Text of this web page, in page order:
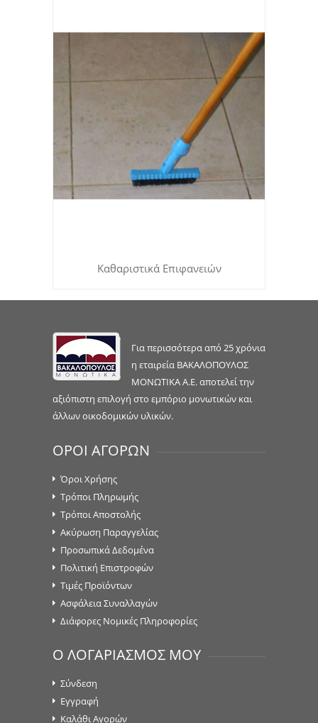
Καθαριστικά Επιφανειών
Για περισσότερα από 25 χρόνια
η εταιρεία ΒΑΚΑΛΟΠΟΥΛΟΣ
ΜΟΝΩΤΙΚΑ Α.Ε. αποτελεί την
αξιόπιστη επιλογή στο εμπόριο μονωτικών και
άλλων οικοδομικών υλικών.
ΟΡΟΙ ΑΓΟΡΩΝ
Όροι Χρήσης
Τρόποι Πληρωμής
Τρόποι Αποστολής
Ακύρωση Παραγγελίας
Προσωπικά Δεδομένα
Πολιτική Επιστροφών
Τιμές Προϊόντων
Ασφάλεια Συναλλαγών
Διάφορες Νομικές Πληροφορίες
Ο ΛΟΓΑΡΙΑΣΜΟΣ ΜΟΥ
Σύνδεση
Εγγραφή
Καλάθι Αγορών